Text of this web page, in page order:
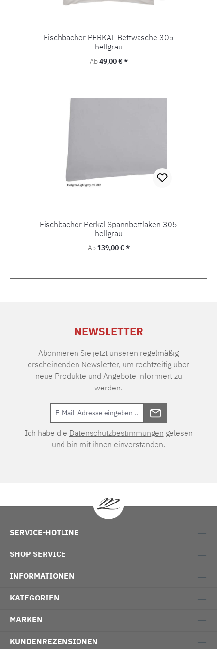
Fischbacher PERKAL Bettwäsche 305
hellgrau
Regulärer Preis:
Ab49,00 € *
Fischbacher Perkal Spannbettlaken 305
hellgrau
Regulärer Preis:
Ab139,00 € *
NEWSLETTER
Abonnieren Sie jetzt unseren regelmäßig
erscheinenden Newsletter, um rechtzeitig über
neue Produkte und Angebote informiert zu
werden.
Ich habe die Datenschutzbestimmungen gelesen
und bin mit ihnen einverstanden.
SERVICE-HOTLINE
SHOP SERVICE
INFORMATIONEN
KATEGORIEN
MARKEN
KUNDENREZENSIONEN